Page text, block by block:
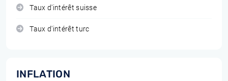
Taux d'intérêt suisse
Taux d'intérêt turc
INFLATION